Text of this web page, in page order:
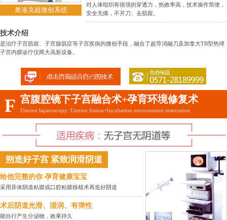
对人体组织有很强的穿透力，热效率高，技术操作简便，
安全无痛，不开刀、去肌留。
奥洛克超微创系统
技术介绍
是治疗子宫肌留、子宫腺肌症等子宫疾病的微创手段，融合了超导消融刀及加拿大TB型热球
子宫内膜诊疗仪两大高新设备。
F 宫腹腔镜下子宫融合术+孕育环境修复术
Uterine laparoscopy: Uterine fusion+Incubation environment restoration
朔造好子宫 紧致润滑阴道
给他完整的你 孕育健康宝宝
采用异体阴道粘膜或口腔粘膜移植术再造好阴道
术后阴道光滑、湿润、有弹性
能自行产生分泌物，效果持久